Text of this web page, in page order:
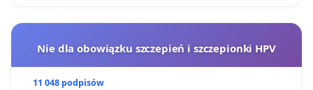
Nie dla obowiązku szczepień i szczepionki HPV
11 048 podpisów